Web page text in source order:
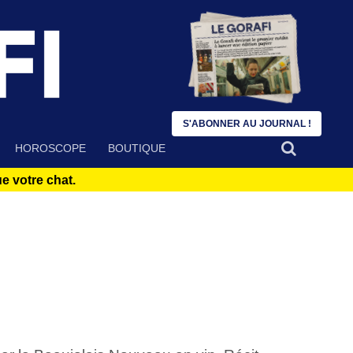
HOROSCOPE BOUTIQUE
votre chat.
S'ABONNER AU JOURNAL !